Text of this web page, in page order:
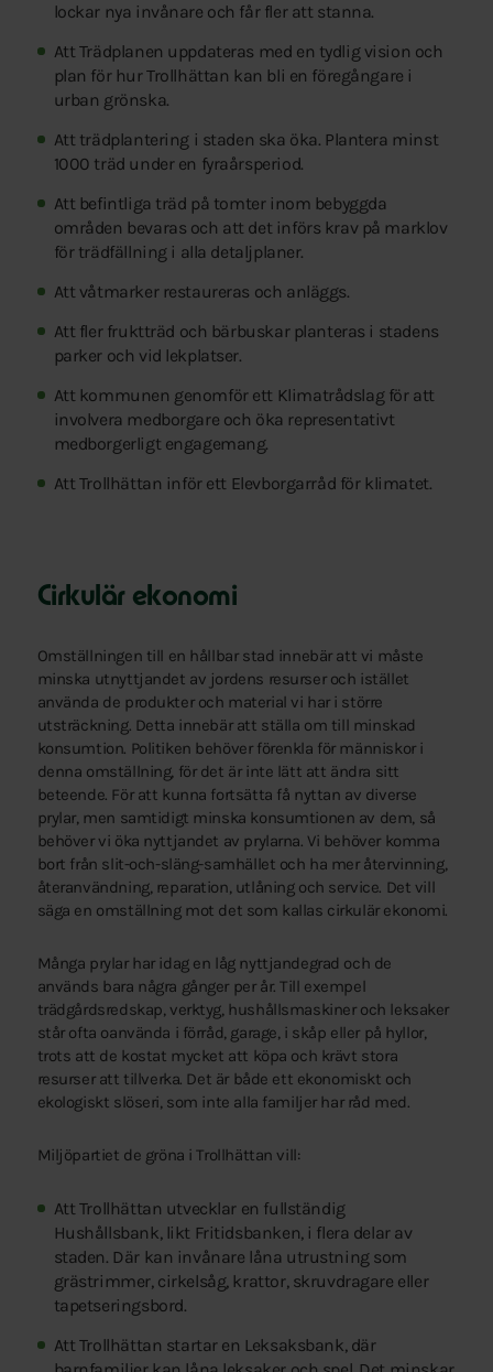
lockar nya invånare och får fler att stanna.
Att Trädplanen uppdateras med en tydlig vision och
plan för hur Trollhättan kan bli en föregångare i
urban grönska.
Att trädplantering i staden ska öka. Plantera minst
1000 träd under en fyraårsperiod.
Att befintliga träd på tomter inom bebyggda
områden bevaras och att det införs krav på marklov
för trädfällning i alla detaljplaner.
Att våtmarker restaureras och anläggs.
Att fler fruktträd och bärbuskar planteras i stadens
parker och vid lekplatser.
Att kommunen genomför ett Klimatrådslag för att
involvera medborgare och öka representativt
medborgerligt engagemang.
Att Trollhättan inför ett Elevborgarråd för klimatet.
Cirkulär ekonomi
Omställningen till en hållbar stad innebär att vi måste
minska utnyttjandet av jordens resurser och istället
använda de produkter och material vi har i större
utsträckning. Detta innebär att ställa om till minskad
konsumtion. Politiken behöver förenkla för människor i
denna omställning, för det är inte lätt att ändra sitt
beteende. För att kunna fortsätta få nyttan av diverse
prylar, men samtidigt minska konsumtionen av dem, så
behöver vi öka nyttjandet av prylarna. Vi behöver komma
bort från slit-och-släng-samhället och ha mer återvinning,
återanvändning, reparation, utlåning och service. Det vill
säga en omställning mot det som kallas cirkulär ekonomi.
Många prylar har idag en låg nyttjandegrad och de
används bara några gånger per år. Till exempel
trädgårdsredskap, verktyg, hushållsmaskiner och leksaker
står ofta oanvända i förråd, garage, i skåp eller på hyllor,
trots att de kostat mycket att köpa och krävt stora
resurser att tillverka. Det är både ett ekonomiskt och
ekologiskt slöseri, som inte alla familjer har råd med.
Miljöpartiet de gröna i Trollhättan vill:
Att Trollhättan utvecklar en fullständig
Hushållsbank, likt Fritidsbanken, i flera delar av
staden. Där kan invånare låna utrustning som
grästrimmer, cirkelsåg, krattor, skruvdragare eller
tapetseringsbord.
Att Trollhättan startar en Leksaksbank, där